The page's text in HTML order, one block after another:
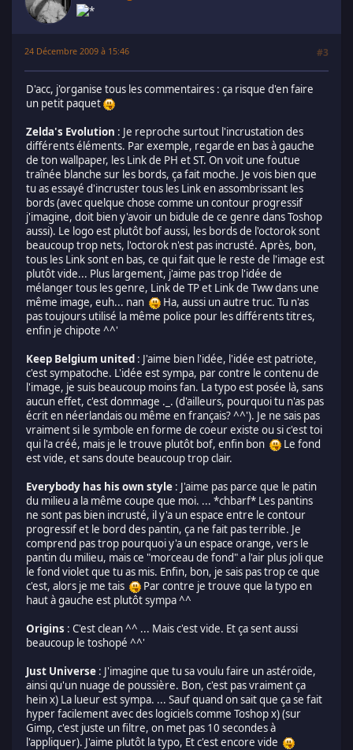
24 Décembre 2009 à 15:46 #3
D'acc, j'organise tous les commentaires : ça risque d'en faire
un petit paquet
Zelda's Evolution : Je reproche surtout l'incrustation des
différents éléments. Par exemple, regarde en bas à gauche
de ton wallpaper, les Link de PH et ST. On voit une foutue
traînée blanche sur les bords, ça fait moche. Je vois bien que
tu as essayé d'incruster tous les Link en assombrissant les
bords (avec quelque chose comme un contour progressif
j'imagine, doit bien y'avoir un bidule de ce genre dans Toshop
aussi). Le logo est plutôt bof aussi, les bords de l'octorok sont
beaucoup trop nets, l'octorok n'est pas incrusté. Après, bon,
tous les Link sont en bas, ce qui fait que le reste de l'image est
plutôt vide... Plus largement, j'aime pas trop l'idée de
mélanger tous les genre, Link de TP et Link de Tww dans une
même image, euh... nan
Ha, aussi un autre truc. Tu n'as
pas toujours utilisé la même police pour les différents titres,
enfin je chipote ^^'
Keep Belgium united : J'aime bien l'idée, l'idée est patriote,
c'est sympatoche. L'idée est sympa, par contre le contenu de
l'image, je suis beaucoup moins fan. La typo est posée là, sans
aucun effet, c'est dommage ._. (d'ailleurs, pourquoi tu n'as pas
écrit en néerlandais ou même en français? ^^'). Je ne sais pas
vraiment si le symbole en forme de coeur existe ou si c'est toi
qui l'a créé, mais je le trouve plutôt bof, enfin bon
Le fond
est vide, et sans doute beaucoup trop clair.
Everybody has his own style : J'aime pas parce que le patin
du milieu a la même coupe que moi. ... *chbarf* Les pantins
ne sont pas bien incrusté, il y'a un espace entre le contour
progressif et le bord des pantin, ça ne fait pas terrible. Je
comprend pas trop pourquoi y'a un espace orange, vers le
pantin du milieu, mais ce "morceau de fond" a l'air plus joli que
le fond violet que tu as mis. Enfin, bon, je sais pas trop ce que
c'est, alors je me tais
Par contre je trouve que la typo en
haut à gauche est plutôt sympa ^^
Origins : C'est clean ^^ ... Mais c'est vide. Et ça sent aussi
beaucoup le toshopé ^^'
Just Universe : J'imagine que tu sa voulu faire un astéroïde,
ainsi qu'un nuage de poussière. Bon, c'est pas vraiment ça
hein x) La lueur est sympa. ... Sauf quand on sait que ça se fait
hyper facilement avec des logiciels comme Toshop x) (sur
Gimp, c'est juste un filtre, on met pas 10 secondes à
l'appliquer). J'aime plutôt la typo, Et c'est encore vide